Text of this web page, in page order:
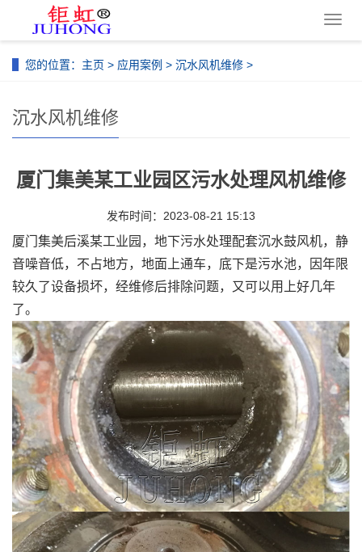
导
您的位置： 主页 > 应用案例 > 沉水风机维修 >
沉水风机维修
厦门集美某工业园区污水处理风机维修
发布时间：2023-08-21 15:13
厦门集美后溪某工业园，地下污水处理配套沉水鼓风机，静
音噪音低，不占地方，地面上通车，底下是污水池，因年限
较久了设备损坏，经维修后排除问题，又可以用上好几年
了。